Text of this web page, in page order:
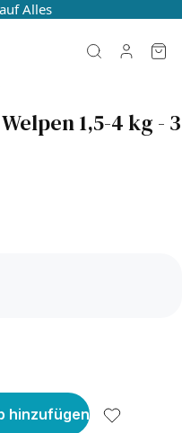
Alles
1,5-4 kg - 3
hinzufügen